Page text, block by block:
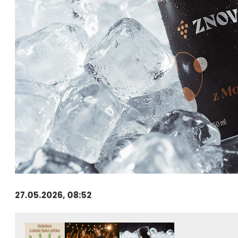
27.05.2026, 08:52